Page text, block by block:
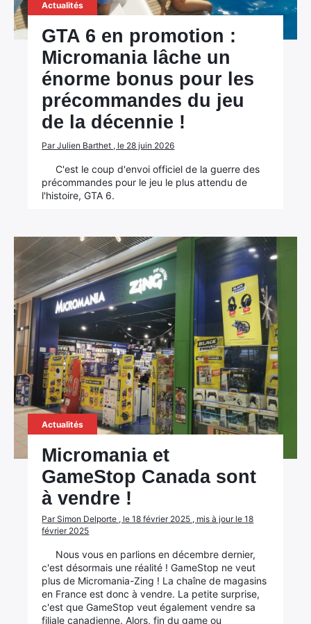
Actualités
GTA 6 en promotion :
Micromania lâche un
énorme bonus pour les
précommandes du jeu
de la décennie !
Par Julien Barthet , le 28 juin 2026
C'est le coup d'envoi officiel de la guerre des
précommandes pour le jeu le plus attendu de
l'histoire, GTA 6.
Actualités
Micromania et
GameStop Canada sont
à vendre !
Par Simon Delporte , le 18 février 2025 , mis à jour le 18
février 2025
Nous vous en parlions en décembre dernier,
c'est désormais une réalité ! GameStop ne veut
plus de Micromania-Zing ! La chaîne de magasins
en France est donc à vendre. La petite surprise,
c'est que GameStop veut également vendre sa
filiale canadienne. Alors, fin du game ou